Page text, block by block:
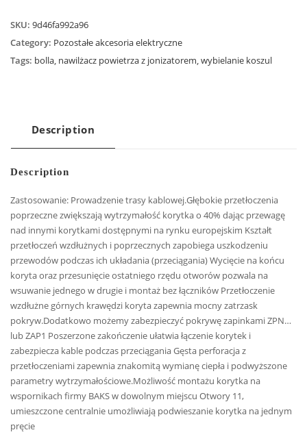
SKU: 9d46fa992a96
Category: Pozostałe akcesoria elektryczne
Tags: bolla, nawilżacz powietrza z jonizatorem,wybielanie koszul
Description
Description
Zastosowanie: Prowadzenie trasy kablowej.Głębokie przetłoczenia
poprzeczne zwiększają wytrzymałość korytka o 40% dając przewagę
nad innymi korytkami dostępnymi na rynku europejskim Kształt
przetłoczeń wzdłużnych i poprzecznych zapobiega uszkodzeniu
przewodów podczas ich układania (przeciągania) Wycięcie na końcu
koryta oraz przesunięcie ostatniego rzędu otworów pozwala na
wsuwanie jednego w drugie i montaż bez łączników Przetłoczenie
wzdłużne górnych krawędzi koryta zapewnia mocny zatrzask
pokryw.Dodatkowo możemy zabezpieczyć pokrywę zapinkami ZPN…
lub ZAP1 Poszerzone zakończenie ułatwia łączenie korytek i
zabezpiecza kable podczas przeciągania Gęsta perforacja z
przetłoczeniami zapewnia znakomitą wymianę ciepła i podwyższone
parametry wytrzymałościowe.Możliwość montażu korytka na
wspornikach firmy BAKS w dowolnym miejscu Otwory 11,
umieszczone centralnie umożliwiają podwieszanie korytka na jednym
pręcie